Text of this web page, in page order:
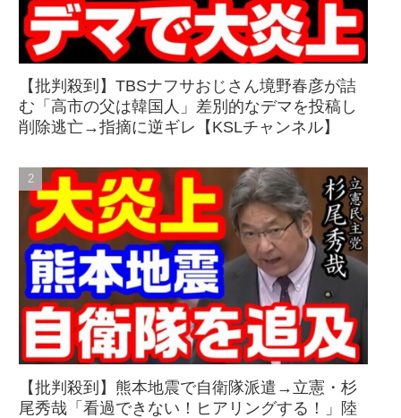
【批判殺到】TBSナフサおじさん境野春彦が詰
む「高市の父は韓国人」差別的なデマを投稿し
削除逃亡→指摘に逆ギレ【KSLチャンネル】
【批判殺到】熊本地震で自衛隊派遣→立憲・杉
尾秀哉「看過できない！ヒアリングする！」陸